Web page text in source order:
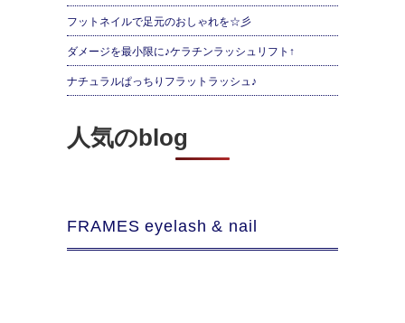
フットネイルで足元のおしゃれを☆彡
ダメージを最小限に♪ケラチンラッシュリフト↑
ナチュラルぱっちりフラットラッシュ♪
人気のblog
FRAMES eyelash & nail